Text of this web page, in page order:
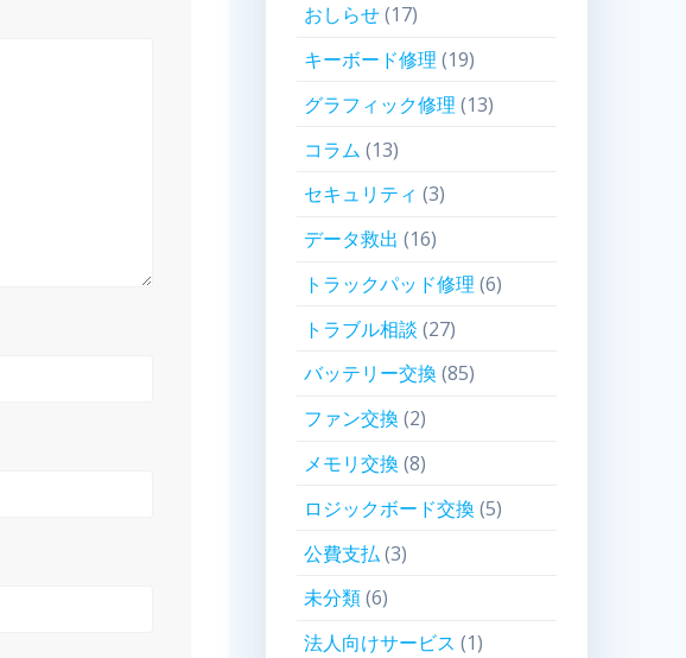
おしらせ(17)
キーボード修理 (19)
グラフィック修理 (13)
コラム (13)
セキュリティ (3)
データ救出 (16)
トラックパッド修理 (6)
トラブル相談 (27)
バッテリー交換 (85)
ファン交換 (2)
メモリ交換 (8)
ロジックボード交換 (5)
公費支払(3)
未分類(6)
法人向けサービス (1)